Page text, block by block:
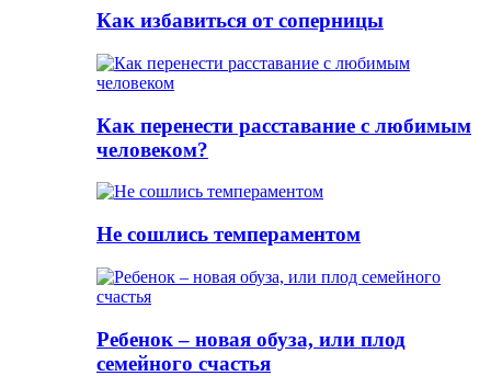
Как избавиться от соперницы
Как перенести расставание с любимым
человеком?
Не сошлись темпераментом
Ребенок – новая обуза, или плод
семейного счастья